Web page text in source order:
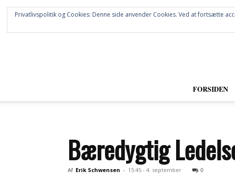
FORSIDEN
Bæredygtig
Af Erik Schwensen - 15:45 - 4. september 0
Privatlivspolitik og Cookies: Denne side anvender Cookies. Ved at fortsætte